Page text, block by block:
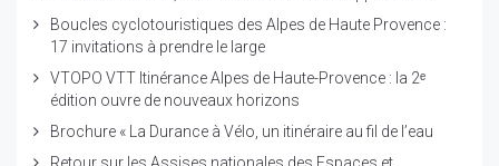
Boucles cyclotouristiques des Alpes de Haute Provence :
17 invitations à prendre le large
VTOPO VTT Itinérance Alpes de Haute-Provence : la 2ᵉ
édition ouvre de nouveaux horizons
Brochure « La Durance à Vélo, un itinéraire au fil de l’eau